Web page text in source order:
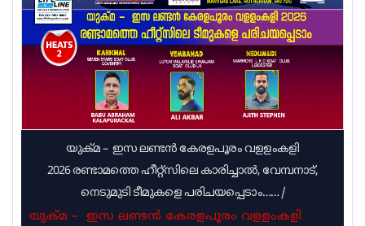
കമ്മിറ്റിക്ക് എംഎൽഎ നിർദ്ദേശം നൽകിയിരുന്നു.
പ്രളയ ബാധിതരെ സുരക്ഷിത
സ്ഥാനങ്ങളിലേക്കെത്തിക്കാനാണ് ആറന്മുളയിൽ
ഓഫ് റോഡ് വാഹനം എത്തിയത്. മെഴുവേലി
യുക്മ – ഇസ ലണ്ടൻ കേരളപൂരം വളളംകളി
2026 രണ്ടാമത്തെ ഹീറ്റ്സിലെ കാരിച്ചാൽ, വേമ്പനാട്,
നെടുമുടി ടീമുകളെ പരിചയപ്പെടാം……/
യുക്മ – ഇസ ലണ്ടൻ കേരളപൂരം വളളംകളി